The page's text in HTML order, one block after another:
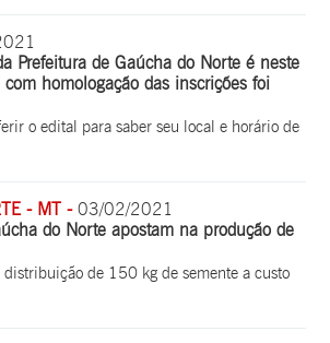
Prefeitura de Gaúcha do Norte é neste
homologação das inscrições foi
o edital para saber seu local e horário de
- MT -03/02/2021
do Norte apostam na produção de
distribuição de 150 kg de semente a custo